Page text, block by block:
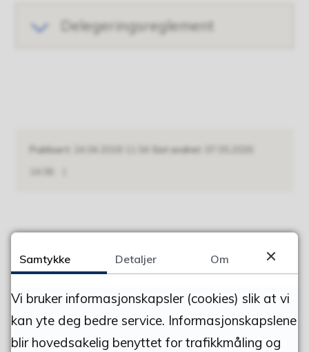
Delegeringsreglement
Publisert 24.04.2018 11.54 Sist endret
DEL MED ANDRE
Fant du det du lette etter?
Samtykke Detaljer Om
Vi bruker informasjonskapsler (cookies) slik at vi
kan yte deg bedre service. Informasjonskapslene
blir hovedsakelig benyttet for trafikkmåling og